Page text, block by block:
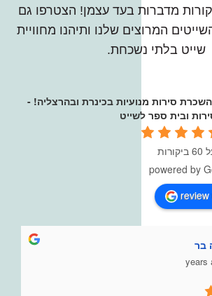
מדברות בעד עצמן! הצטרפו גם
המרוצים שלנו ותיהנו מחוויית
שייט בלתי נשכחת.
U-boat השכרת סירות מנועיות בכינרת ובהרצליה! -
ובית ספר לשייט
review
בר